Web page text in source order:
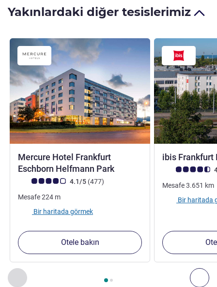
Yakınlardaki diğer tesislerimiz
Önceki - Yakınlardaki diğer tesislerimiz
Sayfa , Yakınlardaki diğer tesislerimiz 1 :, Yakınlardaki
Mercure Hotel Frankfurt
Eschborn Helfmann Park
Avis müşterileri puanı (ALL Puanlama)
4.1/5 (477görüş
)
Mesafe224 m
Bir haritada görmek
Otele bakın
ibis Frankfurt
Avis müşterileri
Mesafe3.651 km
Bir haritada